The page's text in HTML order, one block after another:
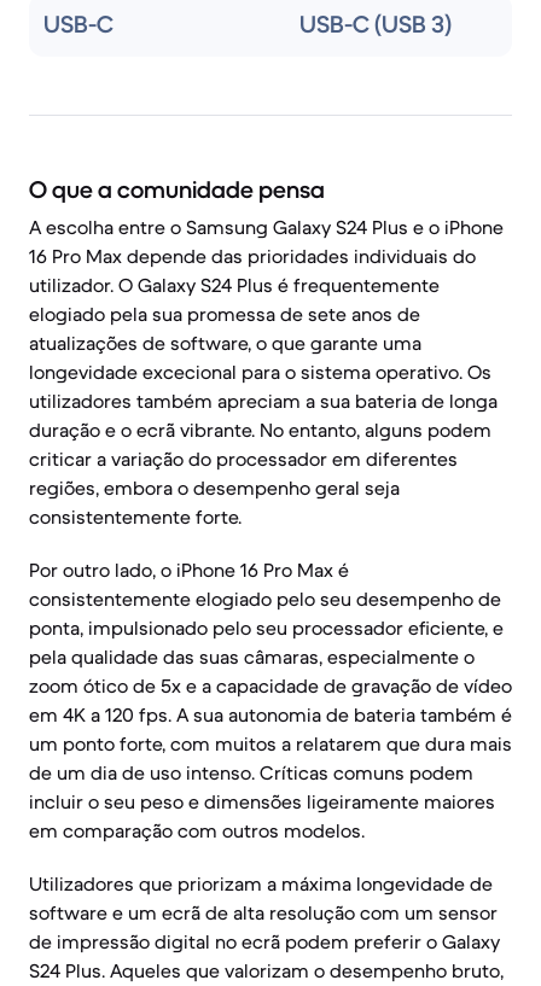
USB-C USB-C (USB 3)
O que a comunidade pensa
A escolha entre o Samsung Galaxy S24 Plus e o iPhone
16 Pro Max depende das prioridades individuais do
utilizador. O Galaxy S24 Plus é frequentemente
elogiado pela sua promessa de sete anos de
atualizações de software, o que garante uma
longevidade excecional para o sistema operativo. Os
utilizadores também apreciam a sua bateria de longa
duração e o ecrã vibrante. No entanto, alguns podem
criticar a variação do processador em diferentes
regiões, embora o desempenho geral seja
consistentemente forte.
Por outro lado, o iPhone 16 Pro Max é
consistentemente elogiado pelo seu desempenho de
ponta, impulsionado pelo seu processador eficiente, e
pela qualidade das suas câmaras, especialmente o
zoom ótico de 5x e a capacidade de gravação de vídeo
em 4K a 120 fps. A sua autonomia de bateria também é
um ponto forte, com muitos a relatarem que dura mais
de um dia de uso intenso. Críticas comuns podem
incluir o seu peso e dimensões ligeiramente maiores
em comparação com outros modelos.
Utilizadores que priorizam a máxima longevidade de
software e um ecrã de alta resolução com um sensor
de impressão digital no ecrã podem preferir o Galaxy
S24 Plus. Aqueles que valorizam o desempenho bruto,